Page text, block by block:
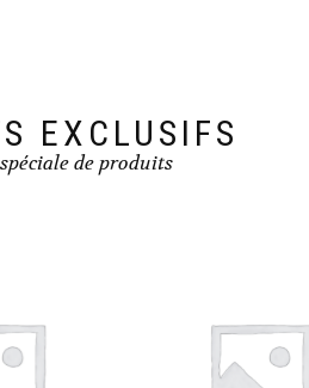
EXCLUSIFS
de produits